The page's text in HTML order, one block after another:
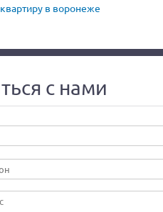
в воронеже
с нами